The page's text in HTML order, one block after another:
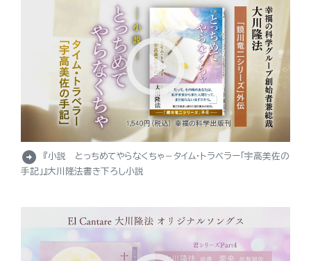
arrow_circle_right
『小説 とっちめてやらなくちゃ－タイム・トラベラー「宇高美佐の
手記」』大川隆法書き下ろし小説